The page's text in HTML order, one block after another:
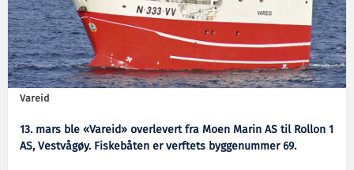
Vareid
13. mars ble «Vareid» overlevert fra Moen Marin AS til Rollon 1
AS, Vestvågøy. Fiskebåten er verftets byggenummer 69.